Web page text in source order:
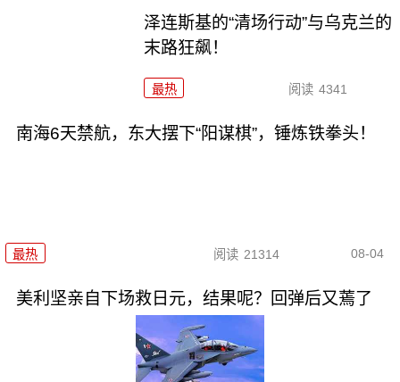
泽连斯基的“清场行动”与乌克兰的
末路狂飙！
最热 阅读 4341
南海6天禁航，东大摆下“阳谋棋”，锤炼铁拳头！
最热 阅读 21314 08-04
美利坚亲自下场救日元，结果呢？回弹后又蔫了